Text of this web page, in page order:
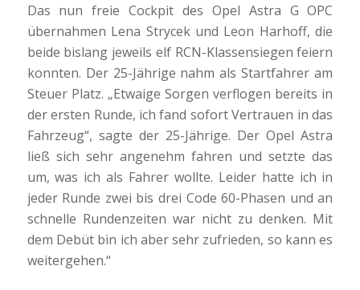
Das nun freie Cockpit des Opel Astra G OPC
übernahmen Lena Strycek und Leon Harhoff, die
beide bislang jeweils elf RCN-Klassensiegen feiern
konnten. Der 25-Jährige nahm als Startfahrer am
Steuer Platz. „Etwaige Sorgen verflogen bereits in
der ersten Runde, ich fand sofort Vertrauen in das
Fahrzeug“, sagte der 25-Jährige. Der Opel Astra
ließ sich sehr angenehm fahren und setzte das
um, was ich als Fahrer wollte. Leider hatte ich in
jeder Runde zwei bis drei Code 60-Phasen und an
schnelle Rundenzeiten war nicht zu denken. Mit
dem Debüt bin ich aber sehr zufrieden, so kann es
weitergehen.“